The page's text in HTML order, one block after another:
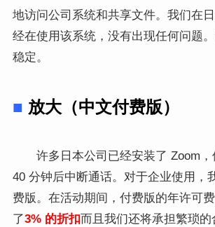
地访问公司系统和共享文件。我们在
经在使用该系统，没有出现任何问题
稳定。
■ 放大（中文付费版）
许多日本公司已经安装了 Zoom，
40 分钟后中断通话。对于企业使用，
费版。在活动期间，付费版的年许可
了3% 的折扣而且我们还将承担繁琐的